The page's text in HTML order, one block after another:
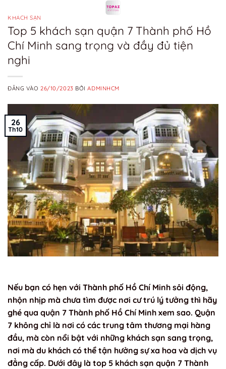
qua
nội
dung
KHÁCH SẠN
Top 5 khách sạn quận 7 Thành phố Hồ
Chí Minh sang trọng và đầy đủ tiện
nghi
ĐĂNG VÀO26/10/2023 BỞIADMINHCM
26
Th10
Nếu bạn có hẹn với Thành phố Hồ Chí Minh sôi động,
nhộn nhịp mà chưa tìm được nơi cư trú lý tưởng thì hãy
ghé qua quận 7 Thành phố Hồ Chí Minh xem sao. Quận
7 không chỉ là nơi có các trung tâm thương mại hàng
đầu, mà còn nổi bật với những khách sạn sang trọng,
nơi mà du khách có thể tận hưởng sự xa hoa và dịch vụ
đẳng cấp. Dưới đây là top 5 khách sạn quận 7 Thành